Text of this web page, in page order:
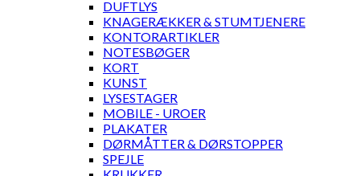
DUFTLYS
KNAGERÆKKER & STUMTJENERE
KONTORARTIKLER
NOTESBØGER
KORT
KUNST
LYSESTAGER
MOBILE - UROER
PLAKATER
DØRMÅTTER & DØRSTOPPER
SPEJLE